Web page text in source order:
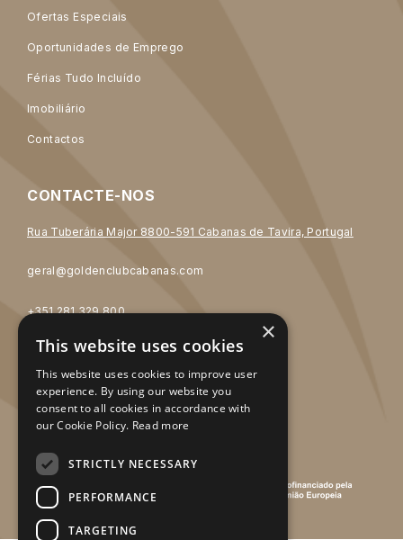
Ofertas Especiais
Oportunidades de Emprego
Férias Tudo Incluído
Imobiliário
Contactos
CONTACTE-NOS
Rua Tuberária Major 8800-591 Cabanas de Tavira, Portugal
geral@goldenclubcabanas.com
+351 281 329 800
SOCIAL MEDIA
×
This website uses cookies
This website uses cookies to improve user
experience. By using our website you
consent to all cookies in accordance with
our Cookie Policy. Read more
STRICTLY NECESSARY
PERFORMANCE
TARGETING